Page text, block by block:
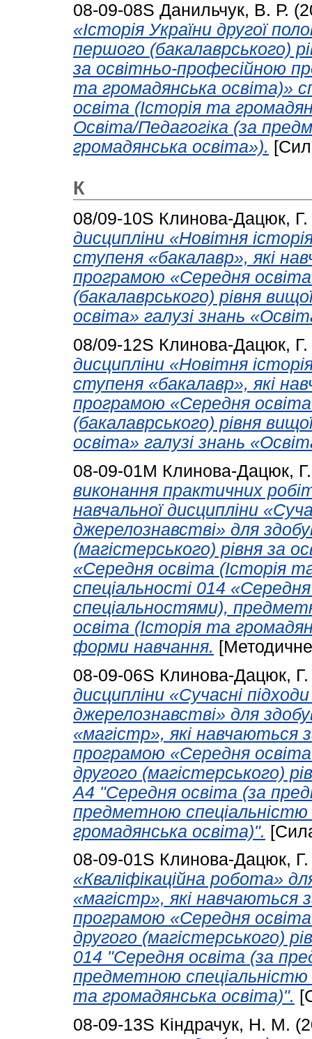
08-09-08S Данильчук, В. Р.
«Історія України другої
першого (бакалаврського)
за освітньо-професійною
та громадянська освіта)»
освіта (Історія та
Освіта/Педагогіка (за
громадянська освіта»).
К
08/09-10S Клинова-Дацюк,
дисципліни «Новітня
ступеня «бакалавр», які
програмою «Середня
(бакалаврського) рівня
освіта» галузі знань
08/09-12S Клинова-Дацюк,
дисципліни «Новітня
ступеня «бакалавр», які
програмою «Середня
(бакалаврського) рівня
освіта» галузі знань
08-09-01М Клинова-Дацюк,
виконання практичних
навчальної дисципліни
джерелознавстві» для
(магістерського) рівня за
«Середня освіта (Історія
спеціальності 014
спеціальностями),
освіта (Історія та
форми навчання.
08-09-06S Клинова-Дацюк,
дисципліни «Сучасні
джерелознавстві» для
«магістр», які навчаються
програмою «Середня
другого (магістерського)
А4 "Середня освіта (за
предметною
громадянська освіта)".
08-09-01S Клинова-Дацюк,
«Кваліфікаційна робота»
«магістр», які навчаються
програмою «Середня
другого (магістерського)
014 "Середня освіта (за
предметною спеціальністю
та громадянська освіта)".
08-09-13S Кіндрачук, Н. М.